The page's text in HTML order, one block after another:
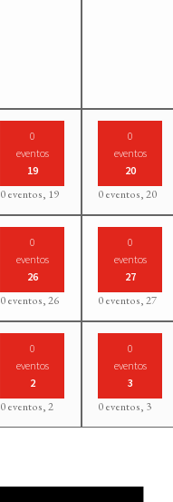
0
eventos
19
0 eventos, 19
0
eventos
20
0 eventos,20
0
eventos
26
0 eventos,26
0
eventos
27
0 eventos,27
0
eventos
2
0 eventos,2
0
eventos
3
0 eventos, 3